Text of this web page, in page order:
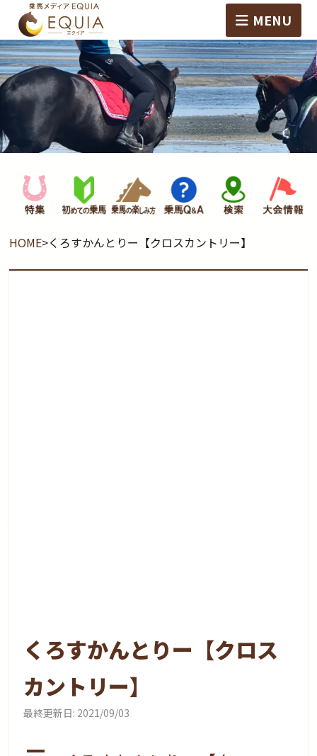
MENU
HOME>くろすかんとりー【クロスカントリー】
くろすかんとりー【クロス
カントリー】
最終更新日: 2021/09/03
A